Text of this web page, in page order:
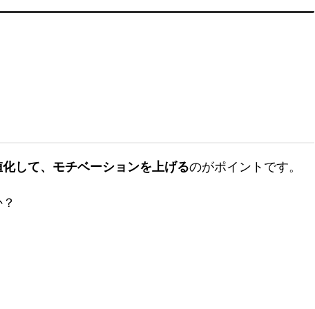
して、モチベーションを上げるのがポイントです。